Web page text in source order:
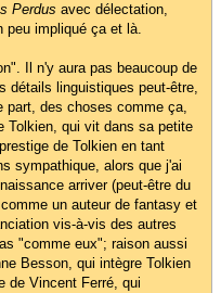
Perdus avec délectation,
peu impliqué ça et là.
Il n'y aura pas beaucoup de
détails linguistiques peut-être,
part, des choses comme ça,
Tolkien, qui vit dans sa petite
de Tolkien en tant
sympathique, alors que j'ai
arriver (peut-être du
un auteur de fantasy et
vis-à-vis des autres
"comme eux"; raison aussi
Besson, qui intègre Tolkien
de Vincent Ferré, qui